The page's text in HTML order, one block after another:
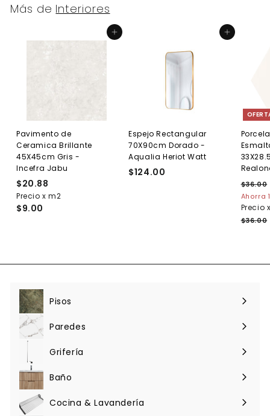
Más de Interiores
Agregar al carrito
Pavimento de
Ceramica Brillante
45X45cm Gris -
Incefra Jabu
$20.88
2
Precio x m2
$9.00
Agregar al carrito
Espejo Rectangular
70X90cm Dorado -
Aqualia Heriot Watt
$124.00
P
r
e
c
a
t
l
$36.00
Ahorra
Precio
$36.00
Pisos
Expandir
menú Paredes
Expandir
Grifería
Expandir
menú Baño
Expandir
menú Cocina & Lavandería
Expandir